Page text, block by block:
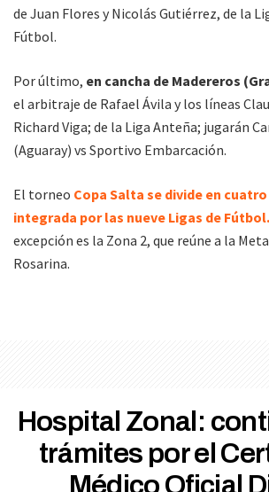
de Juan Flores y Nicolás Gutiérrez, de la
Fútbol.
Por último, en cancha de Madereros
el arbitraje de Rafael Ávila y los líneas
Richard Viga; de la Liga Anteña; jugarán
(Aguaray) vs Sportivo Embarcación.
El torneo Copa Salta se divide en
integrada por las nueve Ligas de Fútbol.
excepción es la Zona 2, que reúne a la
Rosarina.
Hospital Zonal:
trámites por el
Médico Oficial